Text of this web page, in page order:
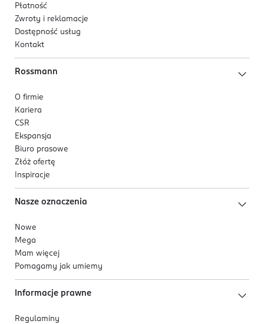
Płatność
Zwroty i reklamacje
Dostępność usług
Kontakt
Rossmann
O firmie
Kariera
CSR
Ekspansja
Biuro prasowe
Złóż ofertę
Inspiracje
Nasze oznaczenia
Nowe
Mega
Mam więcej
Pomagamy jak umiemy
Informacje prawne
Regulaminy